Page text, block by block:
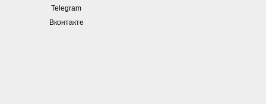
Telegram
Вконтакте